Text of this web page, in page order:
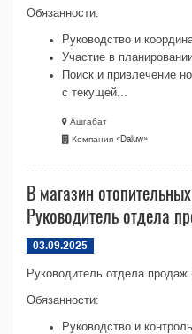
Обязанности:
Руководство и
Участие в
Поиск и привлечение
с текущей...
Ашгабат
Компания «Daluw»
В магазин
Руководитель отдела
03.09.2025
Руководитель отдела
Обязанности:
Руководство и